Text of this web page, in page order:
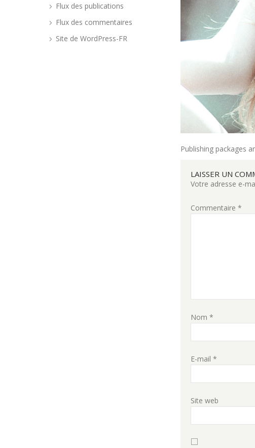
Publishing packages
LAISSER UN
Votre adresse e-
Commentaire *
Nom *
E-mail *
Site web
Flux des publications
Flux des commentaires
Site de WordPress-FR